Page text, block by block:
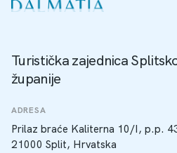
Turistička zajednica
županije
ADRESA
Prilaz braće Kaliterna 10/I, p.p.
21000 Split, Hrvatska